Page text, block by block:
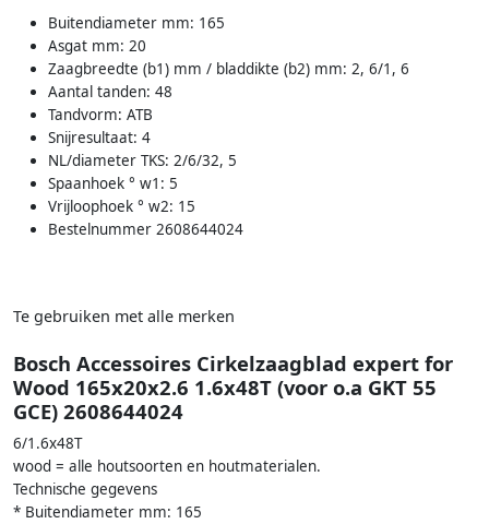
Buitendiameter mm: 165
Asgat mm: 20
Zaagbreedte (b1) mm / bladdikte (b2) mm: 2, 6/1, 6
Aantal tanden: 48
Tandvorm: ATB
Snijresultaat: 4
NL/diameter TKS: 2/6/32, 5
Spaanhoek ° w1: 5
Vrijloophoek ° w2: 15
Bestelnummer 2608644024
Te gebruiken met alle merken
Bosch Accessoires Cirkelzaagblad expert for
Wood 165x20x2.6 1.6x48T (voor o.a GKT 55
GCE) 2608644024
6/1.6x48T
wood = alle houtsoorten en houtmaterialen.
Technische gegevens
* Buitendiameter mm: 165